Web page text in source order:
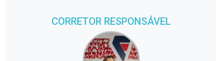
CORRETOR RESPONSÁVEL